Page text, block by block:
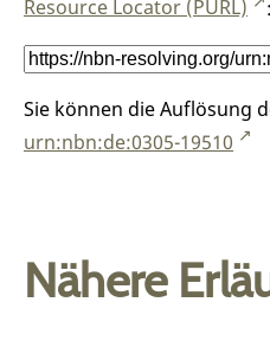
Resource Locator (PURL)
:
Sie können die Auflösung
urn:nbn:de:0305-19510
Nähere